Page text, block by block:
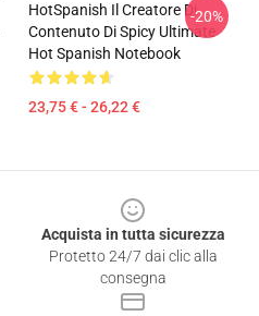
HotSpanish Il Creatore Di
Contenuto Di Spicy Ultimate
Hot Spanish Notebook
23,75 € - 26,22 €
-20%
Acquista in tutta sicurezza
Protetto 24/7 dai clic alla
consegna